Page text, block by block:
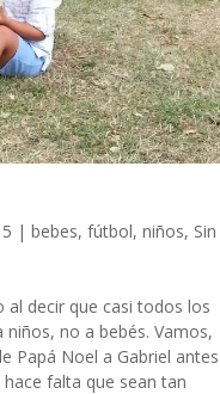
| bebes, fútbol, niños, Sin
al decir que casi todos los
no a bebés. Vamos,
Papá Noel a Gabriel antes
falta que sean tan